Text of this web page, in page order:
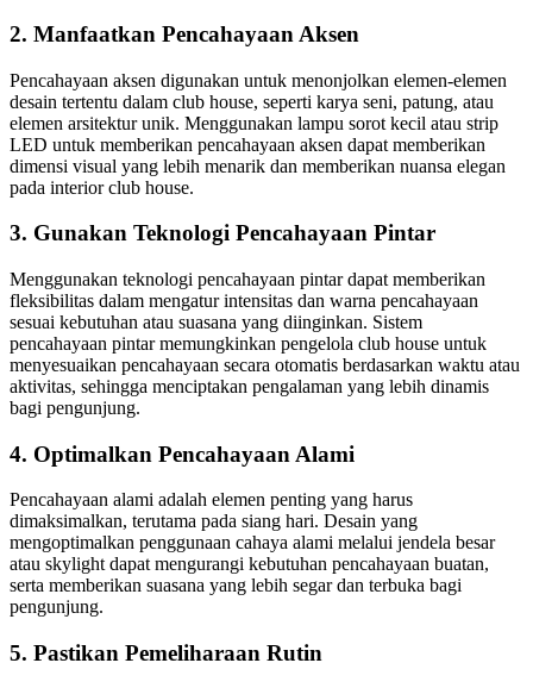
2. Manfaatkan Pencahayaan Aksen
Pencahayaan aksen digunakan untuk menonjolkan elemen-elemen
desain tertentu dalam club house, seperti karya seni, patung, atau
elemen arsitektur unik. Menggunakan lampu sorot kecil atau strip
LED untuk memberikan pencahayaan aksen dapat memberikan
dimensi visual yang lebih menarik dan memberikan nuansa elegan
pada interior club house.
3. Gunakan Teknologi Pencahayaan Pintar
Menggunakan teknologi pencahayaan pintar dapat memberikan
fleksibilitas dalam mengatur intensitas dan warna pencahayaan
sesuai kebutuhan atau suasana yang diinginkan. Sistem
pencahayaan pintar memungkinkan pengelola club house untuk
menyesuaikan pencahayaan secara otomatis berdasarkan waktu atau
aktivitas, sehingga menciptakan pengalaman yang lebih dinamis
bagi pengunjung.
4. Optimalkan Pencahayaan Alami
Pencahayaan alami adalah elemen penting yang harus
dimaksimalkan, terutama pada siang hari. Desain yang
mengoptimalkan penggunaan cahaya alami melalui jendela besar
atau skylight dapat mengurangi kebutuhan pencahayaan buatan,
serta memberikan suasana yang lebih segar dan terbuka bagi
pengunjung.
5. Pastikan Pemeliharaan Rutin